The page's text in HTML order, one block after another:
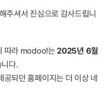
셔서 진심으로 감사드립니
따라 modoo!는 2025년 6월
다.
되던 홈페이지는 더 이상 네